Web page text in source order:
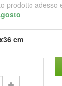
prodotto adesso
cm